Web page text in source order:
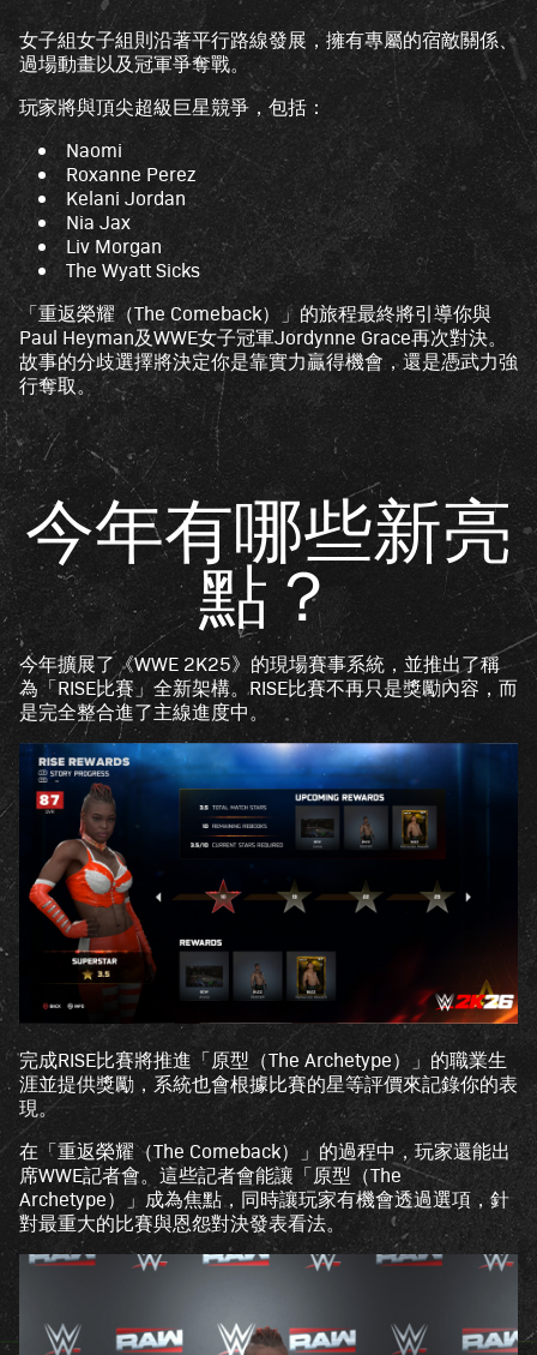
女子組女子組則沿著平行路線發展，擁有專屬的宿敵關係、
過場動畫以及冠軍爭奪戰。
玩家將與頂尖超級巨星競爭，包括：
Naomi
Roxanne Perez
Kelani Jordan
Nia Jax
Liv Morgan
The Wyatt Sicks
「重返榮耀（The Comeback）」的旅程最終將引導你與
Paul Heyman及WWE女子冠軍Jordynne Grace再次對決。
故事的分歧選擇將決定你是靠實力贏得機會，還是憑武力強
行奪取。
今年有哪些新亮
點？
今年擴展了《WWE 2K25》的現場賽事系統，並推出了稱
為「RISE比賽」全新架構。RISE比賽不再只是獎勵內容，而
是完全整合進了主線進度中。
完成RISE比賽將推進「原型（The Archetype）」的職業生
涯並提供獎勵，系統也會根據比賽的星等評價來記錄你的表
現。
在「重返榮耀（The Comeback）」的過程中，玩家還能出
席WWE記者會。這些記者會能讓「原型（The
Archetype）」成為焦點，同時讓玩家有機會透過選項，針
對最重大的比賽與恩怨對決發表看法。